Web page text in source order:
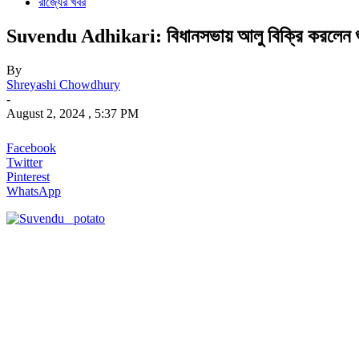
Suvendu Adhikari: বিধানসভায় আলু বিক্রি করলেন
By
Shreyashi Chowdhury
-
August 2, 2024 , 5:37 PM
Facebook
Twitter
Pinterest
WhatsApp